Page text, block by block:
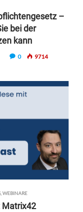
–
bei der
kann
0 9714
,WEBINARE
Matrix42